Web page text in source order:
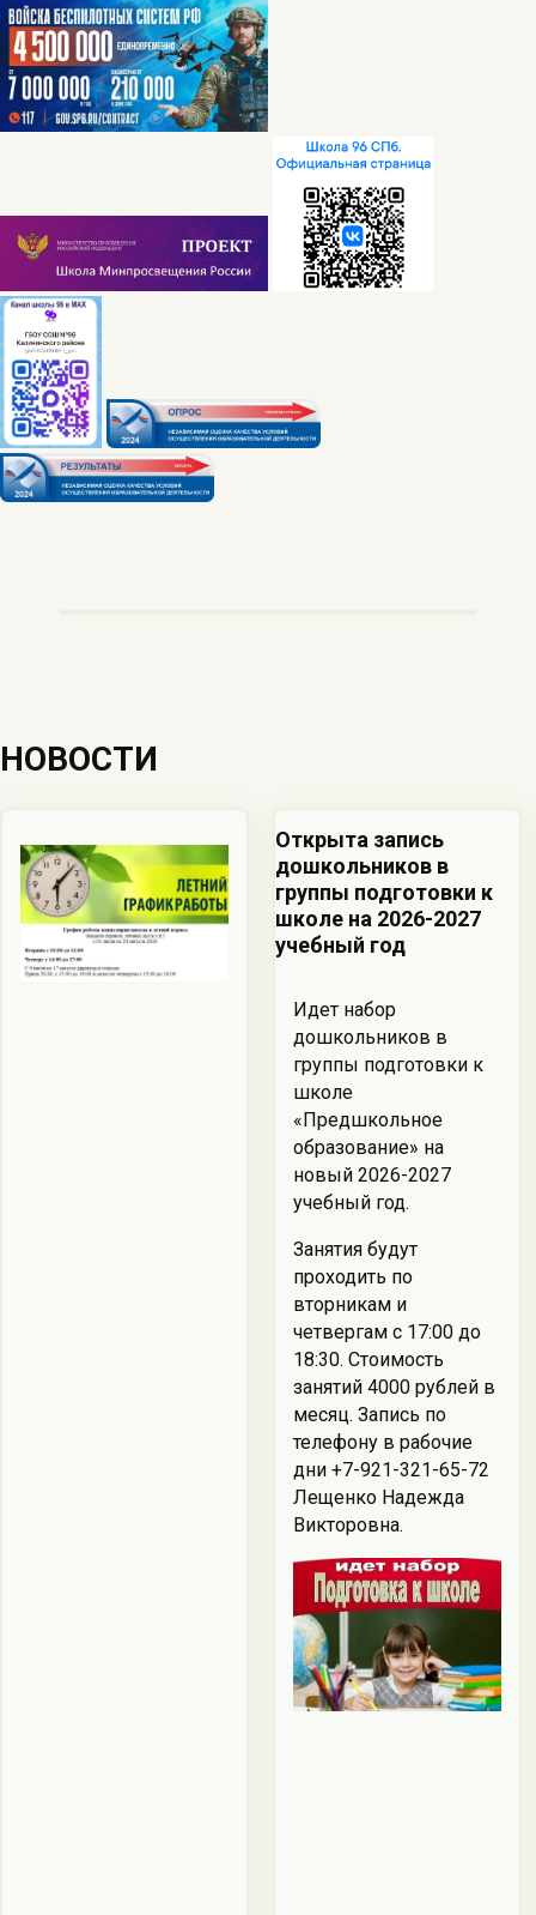
НОВОСТИ
Открыта запись
дошкольников в
группы подготовки к
школе на 2026-2027
учебный год
Идет набор
дошкольников в
группы подготовки к
школе
«Предшкольное
образование» на
новый 2026-2027
учебный год.
Занятия будут
проходить по
вторникам и
четвергам с 17:00 до
18:30. Стоимость
занятий 4000 рублей в
месяц. Запись по
телефону в рабочие
дни +7-921-321-65-72
Лещенко Надежда
Викторовна.